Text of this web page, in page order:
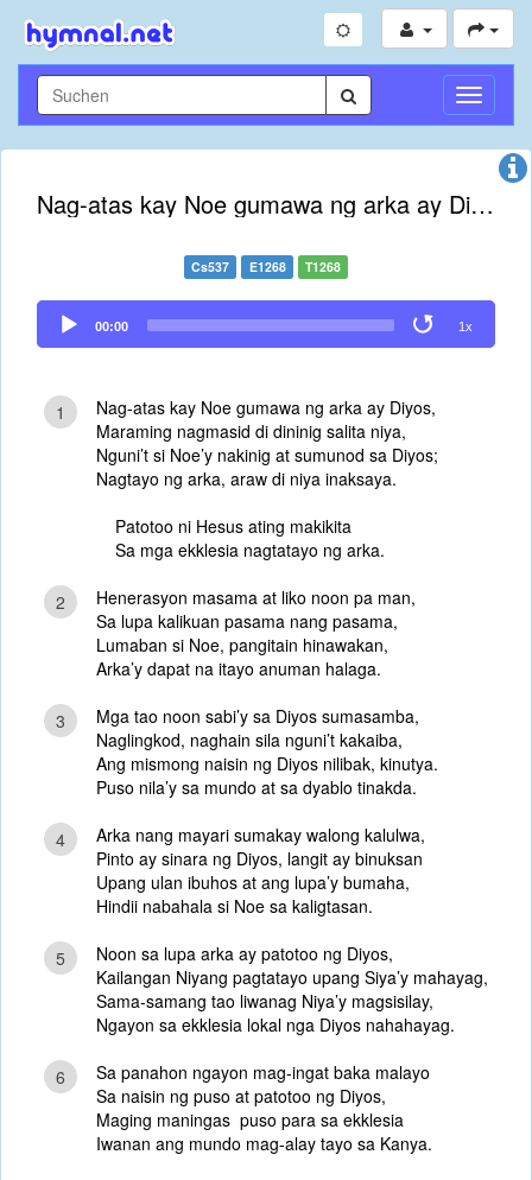
Nag-atas kay Noe gumawa ng arka ay Diyos
Cs537 E1268 T1268
Audio
Player
00:00 1x
1
Nag-atas kay Noe gumawa ng arka ay Diyos,
Maraming nagmasid di dininig salita niya,
Nguni’t si Noe’y nakinig at sumunod sa Diyos;
Nagtayo ng arka, araw di niya inaksaya.
Patotoo ni Hesus ating makikita
Sa mga ekklesia nagtatayo ng arka.
2
Henerasyon masama at liko noon pa man,
Sa lupa kalikuan pasama nang pasama,
Lumaban si Noe, pangitain hinawakan,
Arka’y dapat na itayo anuman halaga.
3
Mga tao noon sabi’y sa Diyos sumasamba,
Naglingkod, naghain sila nguni’t kakaiba,
Ang mismong naisin ng Diyos nilibak, kinutya.
Puso nila’y sa mundo at sa dyablo tinakda.
4
Arka nang mayari sumakay walong kalulwa,
Pinto ay sinara ng Diyos, langit ay binuksan
Upang ulan ibuhos at ang lupa’y bumaha,
Hindii nabahala si Noe sa kaligtasan.
5
Noon sa lupa arka ay patotoo ng Diyos,
Kailangan Niyang pagtatayo upang Siya’y mahayag,
Sama-samang tao liwanag Niya’y magsisilay,
Ngayon sa ekklesia lokal nga Diyos nahahayag.
6
Sa panahon ngayon mag-ingat baka malayo
Sa naisin ng puso at patotoo ng Diyos,
Maging maningas puso para sa ekklesia
Iwanan ang mundo mag-alay tayo sa Kanya.